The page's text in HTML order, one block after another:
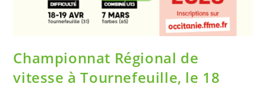
Championnat Régional de
vitesse à Tournefeuille, le 18